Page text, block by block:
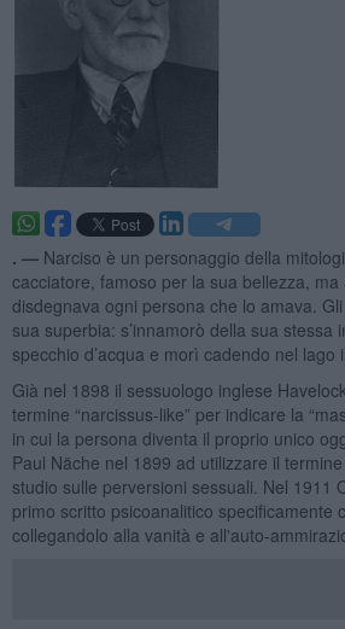
. — Narciso è un personaggio della
cacciatore, famoso per la sua bellezza, ma
disdegnava ogni persona che lo amava.
sua superbia: s’innamorò della sua stessa
specchio d’acqua e morì cadendo nel lago
Già nel 1898 il sessuologo inglese
termine “narcissus-like” per indicare la
in cui la persona diventa il proprio unico
Paul Näche nel 1899 ad utilizzare il
studio sulle perversioni sessuali. Nel 1911
primo scritto psicoanalitico specificamente
collegandolo alla vanità e all'auto-